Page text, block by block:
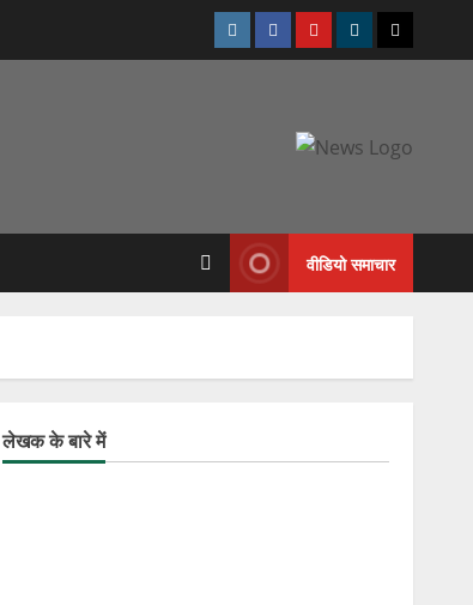
वीडियो समाचार
लेखक के बारे में